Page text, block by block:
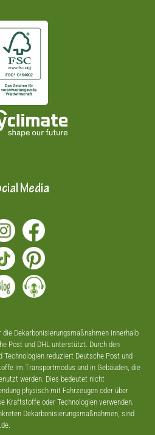
Media
Dekarbonisierungsmaßnahmen innerhalb
Post und DHL unterstützt. Durch den
reduziert Deutsche Post und
im Transportmodus und in Gebäuden, die
werden. Dies bedeutet nicht
physisch mit Fahrzeugen oder über
Kraftstoffe oder Technologien verwenden.
Dekarbonisierungsmaßnahmen, sind
.de.